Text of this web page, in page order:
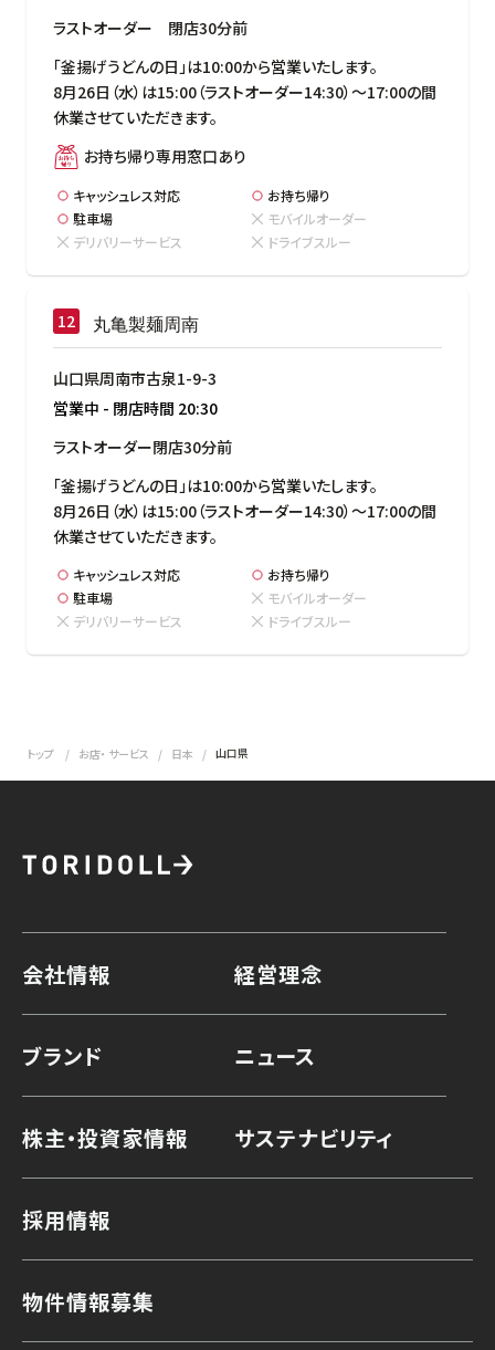
ラストオーダー　閉店30分前
「釜揚げうどんの日」は10:00から営業いたします。
8月26日（水）は15:00（ラストオーダー14:30）～17:00の間
休業させていただきます。
お持ち帰り専用窓口あり
キャッシュレス対応
お持ち帰り
駐車場
モバイルオーダー
デリバリーサービス
ドライブスルー
丸亀製麺周南
山口県周南市古泉1-9-3
営業中 - 閉店時間 20:30
ラストオーダー閉店30分前
「釜揚げうどんの日」は10:00から営業いたします。
8月26日（水）は15:00（ラストオーダー14:30）～17:00の間
休業させていただきます。
キャッシュレス対応
お持ち帰り
駐車場
モバイルオーダー
デリバリーサービス
ドライブスルー
トップ お店・ サービス 日本 山口県
会社情報 経営理念
ブランド ニュース
株主・投資家情報 サステナビリティ
採用情報
物件情報募集